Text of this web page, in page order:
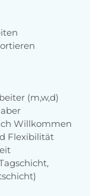
(m,w,d)
Willkommen
Flexibilität